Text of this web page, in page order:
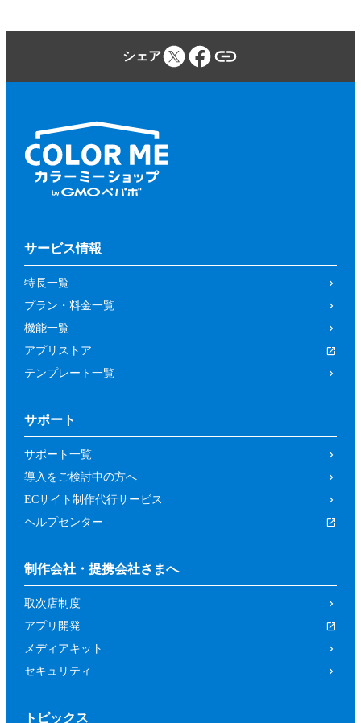
シェア
サービス情報
特長一覧
プラン・料金一覧
機能一覧
アプリストア
テンプレート一覧
サポート
サポート一覧
導入をご検討中の方へ
ECサイト制作代行サービス
ヘルプセンター
制作会社・提携会社さまへ
取次店制度
アプリ開発
メディアキット
セキュリティ
トピックス